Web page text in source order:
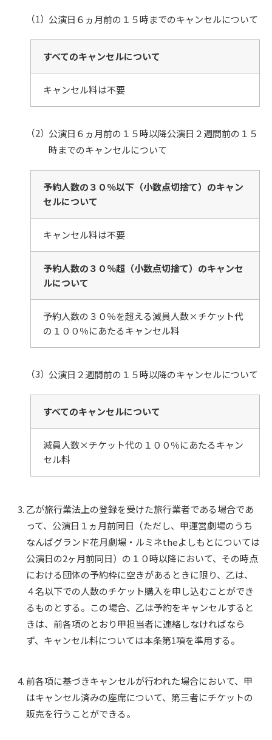
公演日６ヵ月前の１５時までのキャンセルについて
すべてのキャンセルについて
キャンセル料は不要
公演日６ヵ月前の１５時以降公演日２週間前の１５
時までのキャンセルについて
予約人数の３０％以下（小数点切捨て）のキャン
セルについて
キャンセル料は不要
予約人数の３０％超（小数点切捨て）のキャンセ
ルについて
予約人数の３０％を超える減員人数×チケット代
の１００％にあたるキャンセル料
公演日２週間前の１５時以降のキャンセルについて
すべてのキャンセルについて
減員人数×チケット代の１００％にあたるキャン
セル料
乙が旅行業法上の登録を受けた旅行業者である場合であ
って、公演日１ヵ月前同日（ただし、甲運営劇場のうち
なんばグランド花月劇場・ルミネtheよしもとについては
公演日の2ヶ月前同日）の１０時以降において、その時点
における団体の予約枠に空きがあるときに限り、乙は、
４名以下での人数のチケット購入を申し込むことができ
るものとする。この場合、乙は予約をキャンセルすると
きは、前各項のとおり甲担当者に連絡しなければなら
ず、キャンセル料については本条第1項を準用する。
前各項に基づきキャンセルが行われた場合において、甲
はキャンセル済みの座席について、第三者にチケットの
販売を行うことができる。